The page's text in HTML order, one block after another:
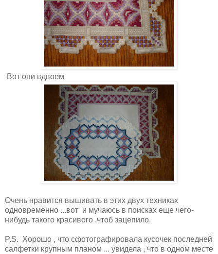
Вот они вдвоем
Очень нравится вышивать в этих двух техниках
одновременно ...вот и мучаюсь в поисках еще чего-
нибудь такого красивого ,чтоб зацепило.
P.S. Хорошо , что сфотографировала кусочек последней
салфетки крупным планом ... увидела , что в одном месте